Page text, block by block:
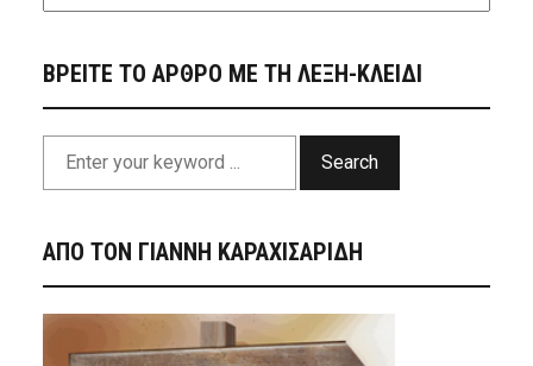
ΒΡΕΙΤΕ ΤΟ ΑΡΘΡΟ ΜΕ ΤΗ ΛΕΞΗ-ΚΛΕΙΔΙ
Search
ΑΠΟ ΤΟΝ ΓΙΑΝΝΗ ΚΑΡΑΧΙΣΑΡΙΔΗ